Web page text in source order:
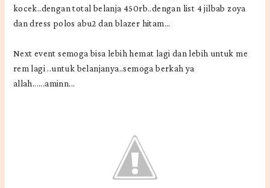
kocek..dengan total belanja 450rb..dengan list 4 jilbab zoya
dan dress polos abu2 dan blazer hitam...
Next event semoga bisa lebih hemat lagi dan lebih untuk me
rem lagi ..untuk belanjanya..semoga berkah ya
allah......aminn...